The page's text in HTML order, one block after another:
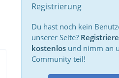
Registrierung
Du hast noch kein
unserer Seite?
kostenlos und nimm an
Community teil!